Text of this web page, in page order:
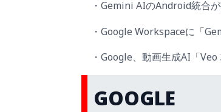
・Gemini AIのAndroid統合が
・Google Workspaceに「
・Google、動画生成AI「Veo
GOOGLE